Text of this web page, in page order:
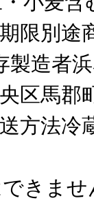
限別途
造者
区馬郡
方法
きませ